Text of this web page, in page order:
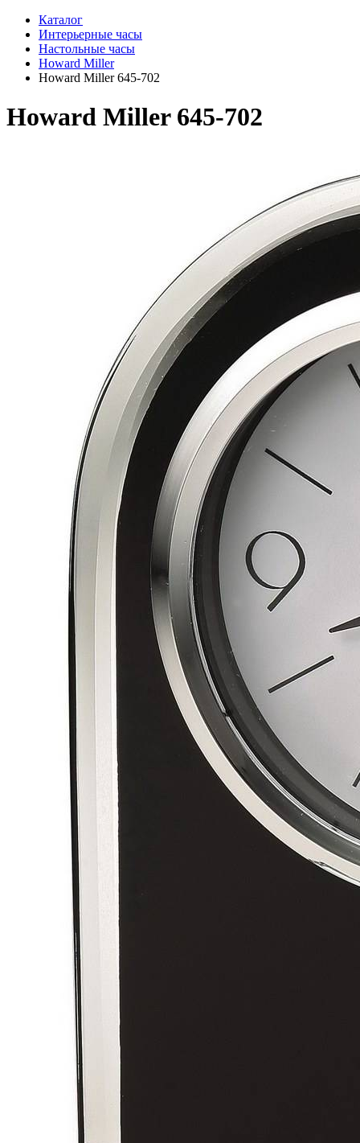
Каталог
Интерьерные часы
Настольные часы
Howard Miller
Howard Miller 645-702
Howard Miller 645-702